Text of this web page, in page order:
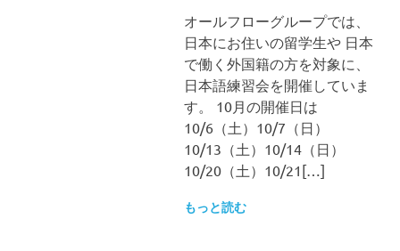
オールフローグループでは、
日本にお住いの留学生や 日本
で働く外国籍の方を対象に、
日本語練習会を開催していま
す。 10月の開催日は
10/6（土）10/7（日）
10/13（土）10/14（日）
10/20（土）10/21[…]
もっと読む